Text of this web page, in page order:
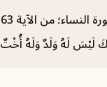
لَيْسَ لَهُ وَلَدٌ وَلَهُ